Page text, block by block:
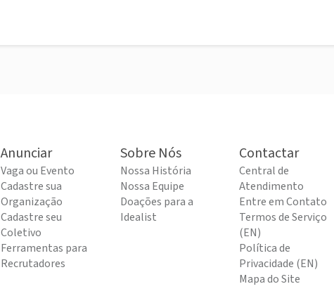
Anunciar
Vaga ou Evento
Cadastre sua
Organização
Cadastre seu
Coletivo
Ferramentas para
Recrutadores
Sobre Nós
Nossa História
Nossa Equipe
Doações para a
Idealist
Contactar
Central de
Atendimento
Entre em Contato
Termos de Serviço
(EN)
Política de
Privacidade (EN)
Mapa do Site